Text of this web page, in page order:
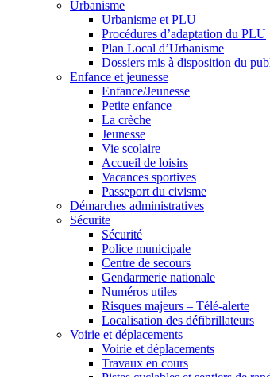
Urbanisme
Urbanisme et PLU
Procédures d’adaptation du PLU
Plan Local d’Urbanisme
Dossiers mis à disposition du
Enfance et jeunesse
Enfance/Jeunesse
Petite enfance
La crèche
Jeunesse
Vie scolaire
Accueil de loisirs
Vacances sportives
Passeport du civisme
Démarches administratives
Sécurite
Sécurité
Police municipale
Centre de secours
Gendarmerie nationale
Numéros utiles
Risques majeurs – Télé-alerte
Localisation des défibrillateurs
Voirie et déplacements
Voirie et déplacements
Travaux en cours